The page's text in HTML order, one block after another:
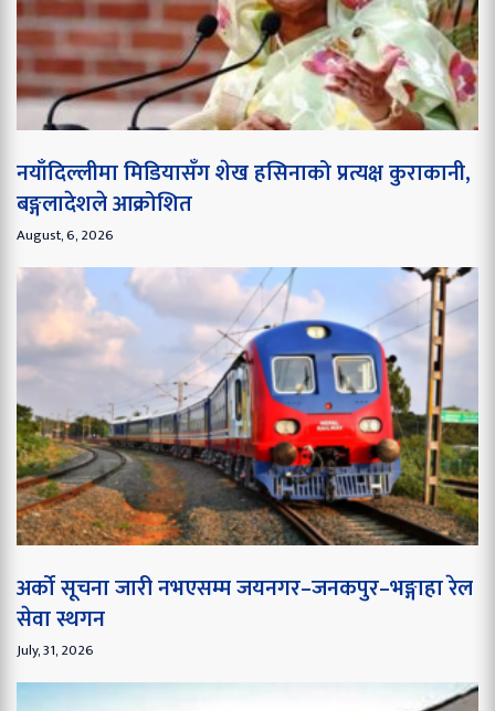
नयाँदिल्लीमा मिडियासँग शेख हसिनाको प्रत्यक्ष कुराकानी,
बङ्गलादेशले आक्रोशित
August, 6, 2026
अर्को सूचना जारी नभएसम्म जयनगर–जनकपुर–भङ्गाहा रेल
सेवा स्थगन
July, 31, 2026